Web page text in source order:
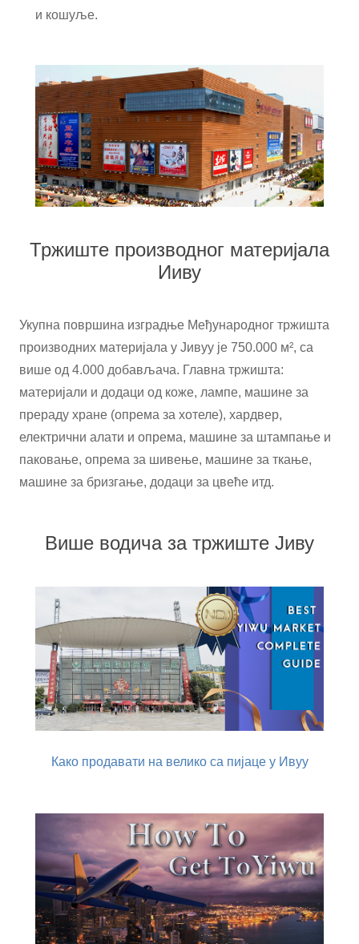
и кошуље.
Тржиште производног материјала
Ииву
Укупна површина изградње Међународног тржишта
производних материјала у Јивуу је 750.000 м², са
више од 4.000 добављача. Главна тржишта:
материјали и додаци од коже, лампе, машине за
прераду хране (опрема за хотеле), хардвер,
електрични алати и опрема, машине за штампање и
паковање, опрема за шивење, машине за ткање,
машине за бризгање, додаци за цвеће итд.
Више водича за тржиште Јиву
Како продавати на велико са пијаце у Ивуу